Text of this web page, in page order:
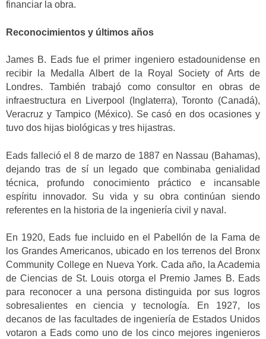
financiar la obra.
Reconocimientos y últimos años
James B. Eads fue el primer ingeniero estadounidense en
recibir la Medalla Albert de la Royal Society of Arts de
Londres. También trabajó como consultor en obras de
infraestructura en Liverpool (Inglaterra), Toronto (Canadá),
Veracruz y Tampico (México). Se casó en dos ocasiones y
tuvo dos hijas biológicas y tres hijastras.
Eads falleció el 8 de marzo de 1887 en Nassau (Bahamas),
dejando tras de sí un legado que combinaba genialidad
técnica, profundo conocimiento práctico e incansable
espíritu innovador. Su vida y su obra continúan siendo
referentes en la historia de la ingeniería civil y naval.
En 1920, Eads fue incluido en el Pabellón de la Fama de
los Grandes Americanos, ubicado en los terrenos del Bronx
Community College en Nueva York. Cada año, la Academia
de Ciencias de St. Louis otorga el Premio James B. Eads
para reconocer a una persona distinguida por sus logros
sobresalientes en ciencia y tecnología. En 1927, los
decanos de las facultades de ingeniería de Estados Unidos
votaron a Eads como uno de los cinco mejores ingenieros